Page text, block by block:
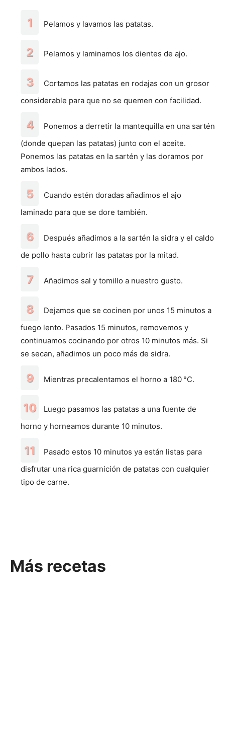
Pelamos y lavamos las patatas.
Pelamos y laminamos los dientes de ajo.
Cortamos las patatas en rodajas con un grosor
considerable para que no se quemen con facilidad.
Ponemos a derretir la mantequilla en una sartén
(donde quepan las patatas) junto con el aceite.
Ponemos las patatas en la sartén y las doramos por
ambos lados.
Cuando estén doradas añadimos el ajo
laminado para que se dore también.
Después añadimos a la sartén la sidra y el caldo
de pollo hasta cubrir las patatas por la mitad.
Añadimos sal y tomillo a nuestro gusto.
Dejamos que se cocinen por unos 15 minutos a
fuego lento. Pasados 15 minutos, removemos y
continuamos cocinando por otros 10 minutos más. Si
se secan, añadimos un poco más de sidra.
Mientras precalentamos el horno a 180 °C.
Luego pasamos las patatas a una fuente de
horno y horneamos durante 10 minutos.
Pasado estos 10 minutos ya están listas para
disfrutar una rica guarnición de patatas con cualquier
tipo de carne.
Más recetas